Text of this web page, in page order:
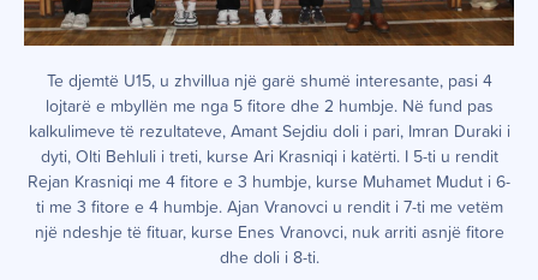
Te djemtë U15, u zhvillua një garë shumë interesante, pasi 4
lojtarë e mbyllën me nga 5 fitore dhe 2 humbje. Në fund pas
kalkulimeve të rezultateve, Amant Sejdiu doli i pari, Imran Duraki i
dyti, Olti Behluli i treti, kurse Ari Krasniqi i katërti. I 5-ti u rendit
Rejan Krasniqi me 4 fitore e 3 humbje, kurse Muhamet Mudut i 6-
ti me 3 fitore e 4 humbje. Ajan Vranovci u rendit i 7-ti me vetëm
një ndeshje të fituar, kurse Enes Vranovci, nuk arriti asnjë fitore
dhe doli i 8-ti.